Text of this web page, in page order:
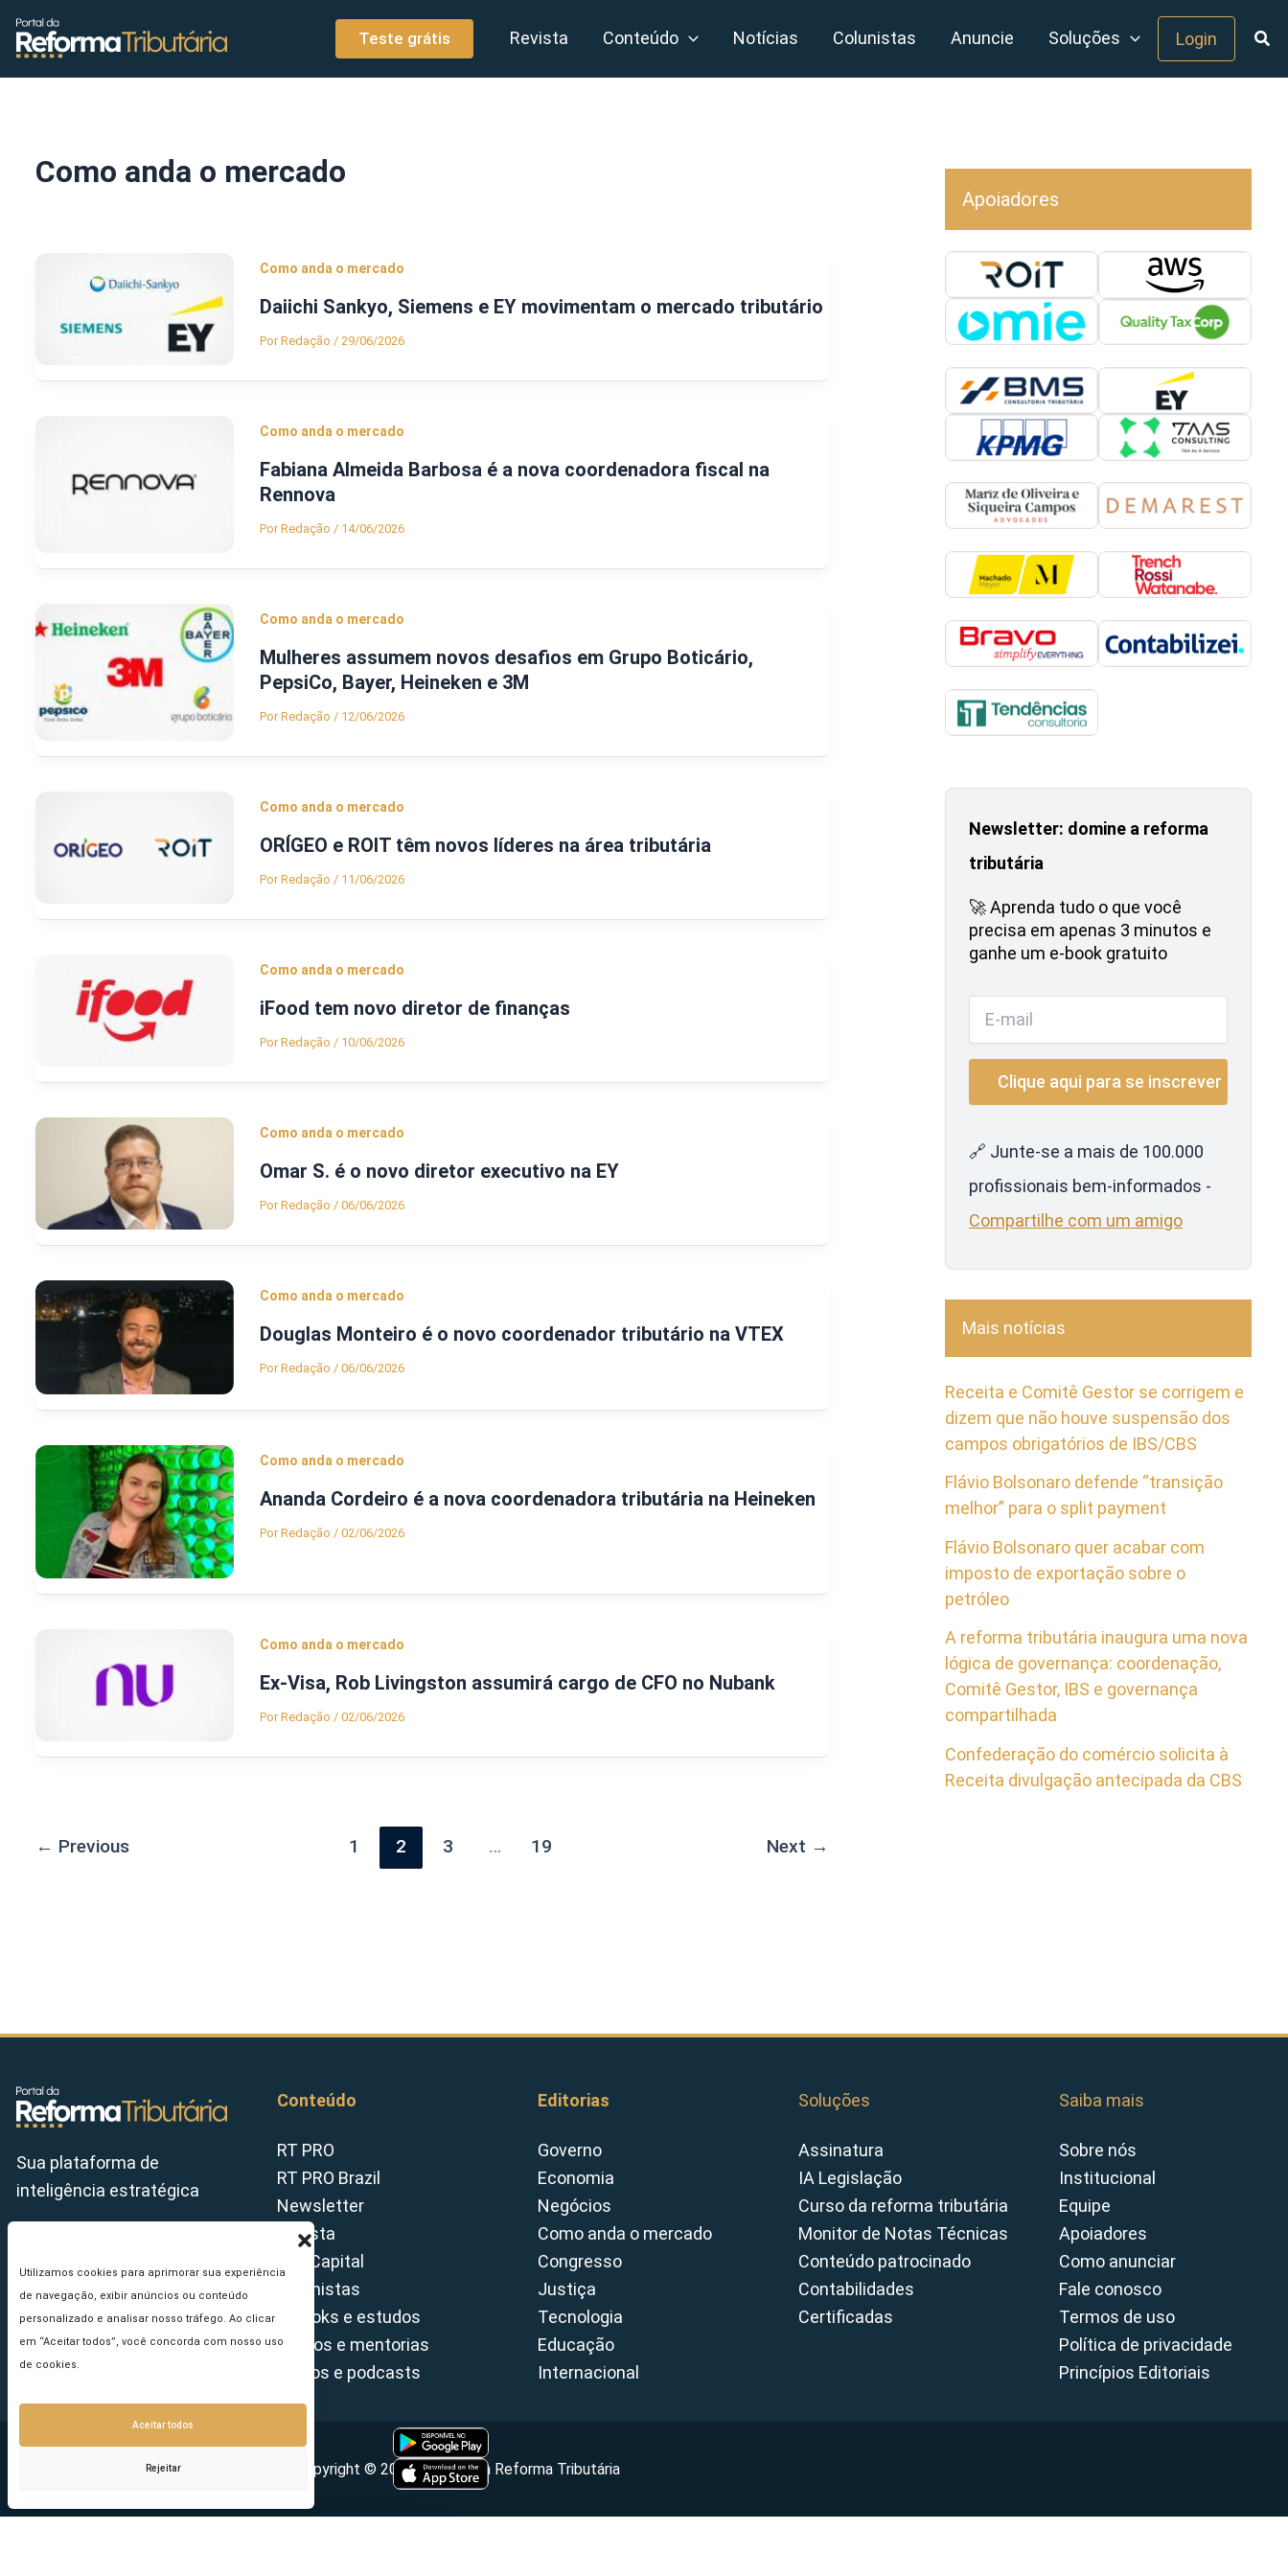
Utilizamos cookies para aprimorar sua experiência
de navegação, exibir anúncios ou conteúdo
personalizado e analisar nosso tráfego. Ao clicar
em “Aceitar todos”, você concorda com nosso uso
de cookies.
Aceitar todos
Rejeitar
conteúdo
Teste grátis Revista Conteúdo Notícias Colunistas Anuncie Soluções Login
Como anda o mercado
Como anda o mercado
Daiichi Sankyo, Siemens e EY movimentam o mercado tributário
PorRedação / 29/06/2026
Como anda o mercado
Fabiana Almeida Barbosa é a nova coordenadora fiscal na
Rennova
PorRedação / 14/06/2026
Como anda o mercado
Mulheres assumem novos desafios em Grupo Boticário,
PepsiCo, Bayer, Heineken e 3M
PorRedação / 12/06/2026
Como anda o mercado
ORÍGEO e ROIT têm novos líderes na área tributária
PorRedação / 11/06/2026
Como anda o mercado
iFood tem novo diretor de finanças
PorRedação / 10/06/2026
Como anda o mercado
Omar S. é o novo diretor executivo na EY
PorRedação / 06/06/2026
Como anda o mercado
Douglas Monteiro é o novo coordenador tributário na VTEX
PorRedação / 06/06/2026
Como anda o mercado
Ananda Cordeiro é a nova coordenadora tributária na Heineken
PorRedação / 02/06/2026
Como anda o mercado
Ex-Visa, Rob Livingston assumirá cargo de CFO no Nubank
PorRedação / 02/06/2026
← Previous 1 2 3 … 19 Next →
Apoiadores
Newsletter: domine a reforma
tributária
🚀 Aprenda tudo o que você
precisa em apenas 3 minutos e
ganhe um e-book gratuito
🔗 Junte-se a mais de 100.000
profissionais bem-informados -
Compartilhe com um amigo
Mais notícias
Receita e Comitê Gestor se corrigem e
dizem que não houve suspensão dos
campos obrigatórios de IBS/CBS
Flávio Bolsonaro defende “transição
melhor” para o split payment
Flávio Bolsonaro quer acabar com
imposto de exportação sobre o
petróleo
A reforma tributária inaugura uma nova
lógica de governança: coordenação,
Comitê Gestor, IBS e governança
compartilhada
Confederação do comércio solicita à
Receita divulgação antecipada da CBS
Sua plataforma de
inteligência estratégica
Conteúdo
RT PRO
RT PRO Brazil
Newsletter
Revista
Tax Capital
Colunistas
E-books e estudos
Cursos e mentorias
Vídeos e podcasts
Editorias
Governo
Economia
Negócios
Como anda o mercado
Congresso
Justiça
Tecnologia
Educação
Internacional
Soluções
Assinatura
IA Legislação
Curso da reforma tributária
Monitor de Notas Técnicas
Conteúdo patrocinado
Contabilidades
Certificadas
Saiba mais
Sobre nós
Institucional
Equipe
Apoiadores
Como anunciar
Fale conosco
Termos de uso
Política de privacidade
Princípios Editoriais
Copyright © 2026 - Portal da Reforma Tributária